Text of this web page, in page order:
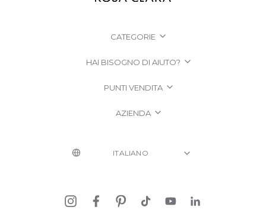
CATEGORIE
HAI BISOGNO DI AIUTO?
PUNTI VENDITA
AZIENDA